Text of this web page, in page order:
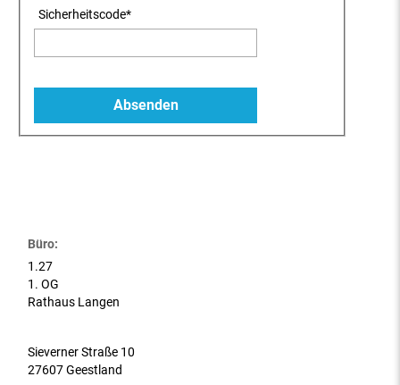
Sicherheitscode*
Büro:
1.27
1. OG
Rathaus Langen
Sieverner Straße 10
27607 Geestland